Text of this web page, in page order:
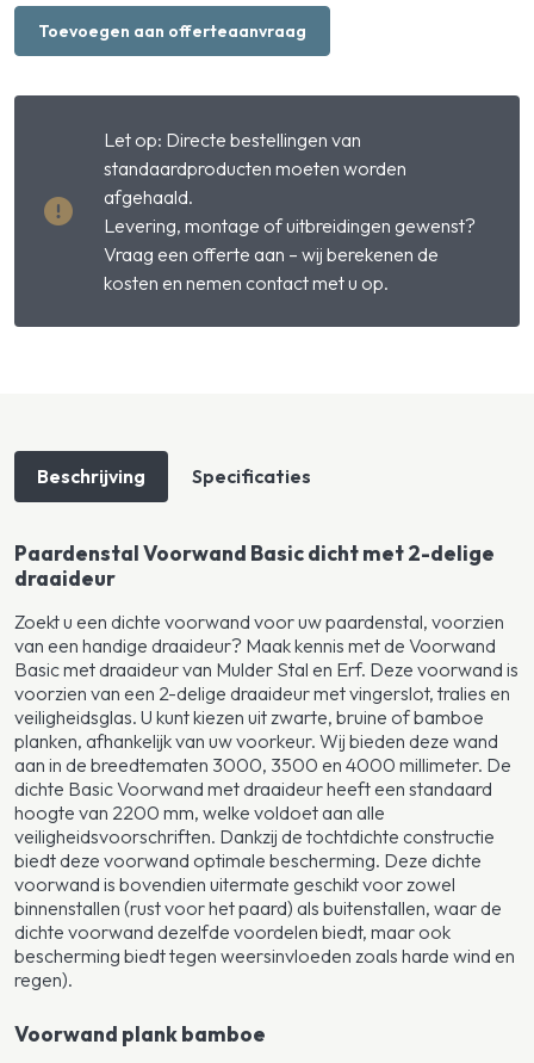
delige
hoeveelheid
Toevoegen aan offerteaanvraag
Let op: Directe bestellingen van
standaardproducten moeten worden
afgehaald.
Levering, montage of uitbreidingen gewenst?
Vraag een offerte aan – wij berekenen de
kosten en nemen contact met u op.
Beschrijving Specificaties
Paardenstal Voorwand Basic dicht met 2-delige
draaideur
Zoekt u een dichte voorwand voor uw paardenstal, voorzien
van een handige draaideur? Maak kennis met de Voorwand
Basic met draaideur van Mulder Stal en Erf. Deze voorwand is
voorzien van een 2-delige draaideur met vingerslot, tralies en
veiligheidsglas. U kunt kiezen uit zwarte, bruine of bamboe
planken, afhankelijk van uw voorkeur. Wij bieden deze wand
aan in de breedtematen 3000, 3500 en 4000 millimeter. De
dichte Basic Voorwand met draaideur heeft een standaard
hoogte van 2200 mm, welke voldoet aan alle
veiligheidsvoorschriften. Dankzij de tochtdichte constructie
biedt deze voorwand optimale bescherming. Deze dichte
voorwand is bovendien uitermate geschikt voor zowel
binnenstallen (rust voor het paard) als buitenstallen, waar de
dichte voorwand dezelfde voordelen biedt, maar ook
bescherming biedt tegen weersinvloeden zoals harde wind en
regen).
Voorwand plank bamboe